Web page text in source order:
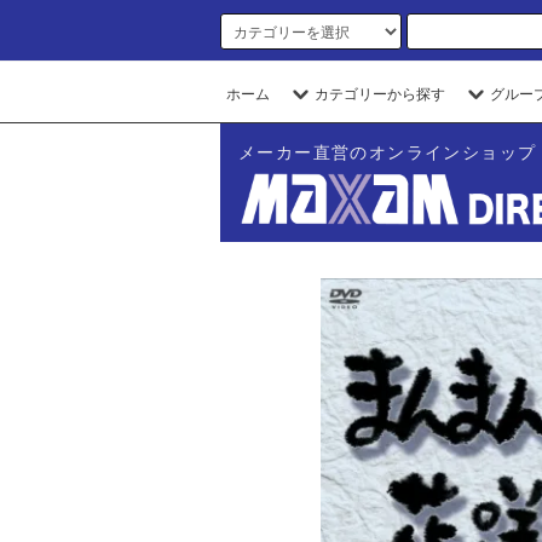
ホーム カテゴリーから探す グルー
メーカー直営のオンラインショップ